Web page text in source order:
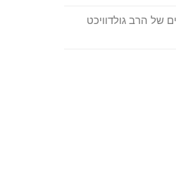
של הרב גולדוויכט